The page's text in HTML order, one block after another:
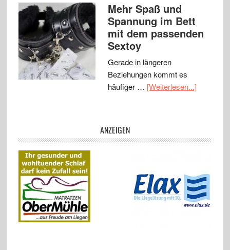
Mehr Spaß und
Spannung im Bett
mit dem passenden
Sextoy
Gerade in längeren
Beziehungen kommt es
häufiger … [Weiterlesen...]
ANZEIGEN